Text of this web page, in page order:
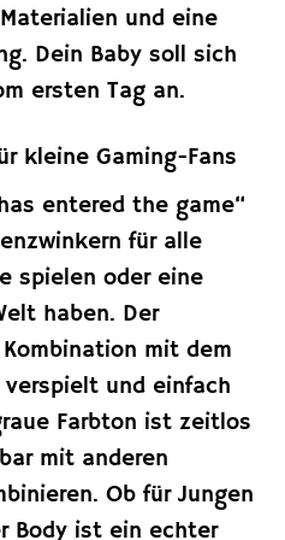
und eine
Dein Baby soll sich
ersten Tag an.
kleine Gaming-Fans
entered the game“
für alle
spielen oder eine
haben. Der
mit dem
und einfach
Farbton ist zeitlos
mit anderen
Ob für Jungen
Body ist ein echter